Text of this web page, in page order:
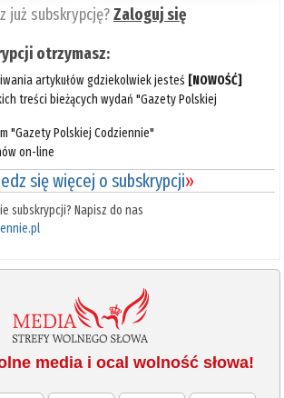
już subskrypcję?Zaloguj się
otrzymasz:
artykułów gdziekolwiek jesteś [NOWOŚĆ]
treści bieżących wydań "Gazety Polskiej
"Gazety Polskiej Codziennie"
on-line
się więcej o subskrypcji»
subskrypcji? Napisz do nas
media i ocal wolność słowa!